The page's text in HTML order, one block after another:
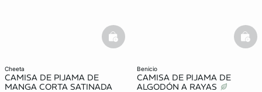
cheeta
CAMISA DE PIJAMA DE
MANGA CORTA SATINADA
basketfull
benicio
CAMISA DE PIJAMA DE
ALGODÓN A RAYAS